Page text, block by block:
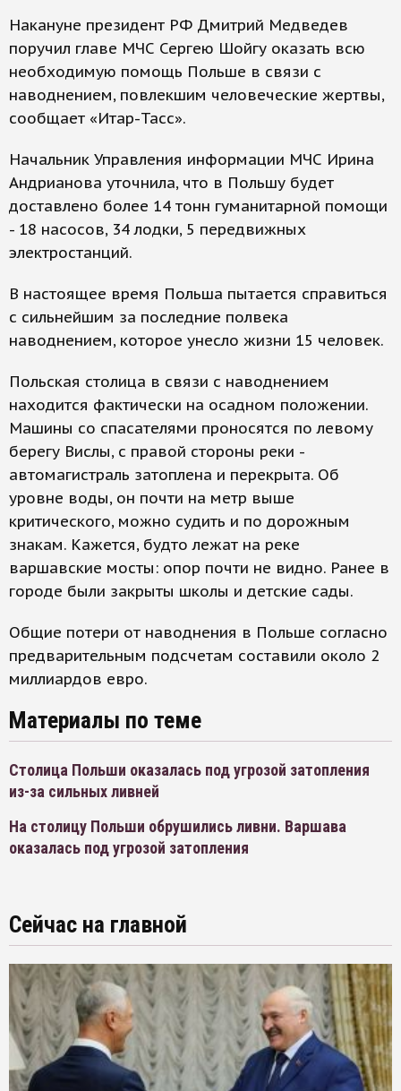
Накануне президент РФ Дмитрий Медведев
поручил главе МЧС Сергею Шойгу оказать всю
необходимую помощь Польше в связи с
наводнением, повлекшим человеческие жертвы,
сообщает «Итар-Тасс».
Начальник Управления информации МЧС Ирина
Андрианова уточнила, что в Польшу будет
доставлено более 14 тонн гуманитарной помощи
- 18 насосов, 34 лодки, 5 передвижных
электростанций.
В настоящее время Польша пытается справиться
с сильнейшим за последние полвека
наводнением, которое унесло жизни 15 человек.
Польская столица в связи с наводнением
находится фактически на осадном положении.
Машины со спасателями проносятся по левому
берегу Вислы, с правой стороны реки -
автомагистраль затоплена и перекрыта. Об
уровне воды, он почти на метр выше
критического, можно судить и по дорожным
знакам. Кажется, будто лежат на реке
варшавские мосты: опор почти не видно. Ранее в
городе были закрыты школы и детские сады.
Общие потери от наводнения в Польше согласно
предварительным подсчетам составили около 2
миллиардов евро.
Материалы по теме
Столица Польши оказалась под угрозой затопления
из-за сильных ливней
На столицу Польши обрушились ливни. Варшава
оказалась под угрозой затопления
Сейчас на главной